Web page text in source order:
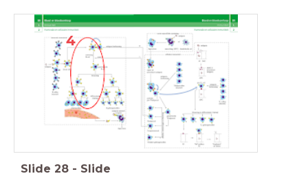
4
Slide 28 - Slide